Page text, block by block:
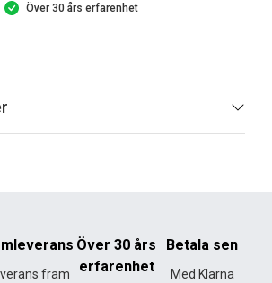
Över 30 års erfarenhet
fram
Över 30 års
erfarenhet
Betala sen
Med Klarna